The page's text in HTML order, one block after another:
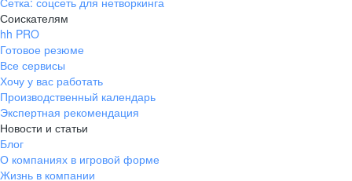
Соискателям
hh PRO
Готовое резюме
Все сервисы
Хочу у вас работать
Производственный календарь
Экспертная рекомендация
Новости и статьи
Блог
О компаниях в игровой форме
Жизнь в компании